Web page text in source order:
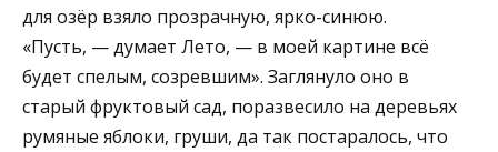
для озёр взяло прозрачную, ярко-синюю.
«Пусть, — думает Лето, — в моей картине всё
будет спелым, созревшим». Заглянуло оно в
старый фруктовый сад, поразвесило на деревьях
румяные яблоки, груши, да так постаралось, что